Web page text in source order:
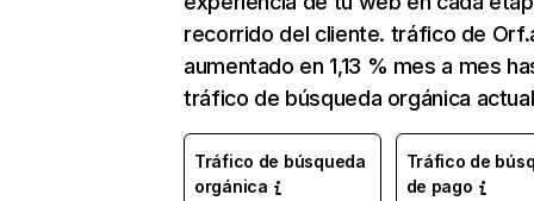
recorrido del cliente. tráfico de
aumentado en 1,13 % mes a mes
tráfico de búsqueda orgánica
Tráfico de búsqueda
orgánica
Tráfico de
de pago